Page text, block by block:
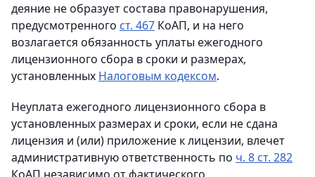
деяние не образует состава правонарушения,
предусмотренного ст. 467 КоАП, и на него
возлагается обязанность уплаты ежегодного
лицензионного сбора в сроки и размерах,
установленных Налоговым кодексом.
Неуплата ежегодного лицензионного сбора в
установленных размерах и сроки, если не сдана
лицензия и (или) приложение к лицензии, влечет
административную ответственность по ч. 8 ст. 282